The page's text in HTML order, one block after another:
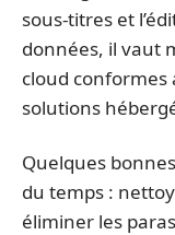
sous-titres et
données, il vaut
cloud conformes
solutions
Quelques
du temps :
éliminer les